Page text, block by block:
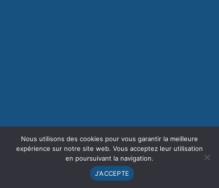
Nous utilisons des cookies pour vous garantir la meilleure
expérience sur notre site web. Vous acceptez leur utilisation
en poursuivant la navigation.
J'ACCEPTE